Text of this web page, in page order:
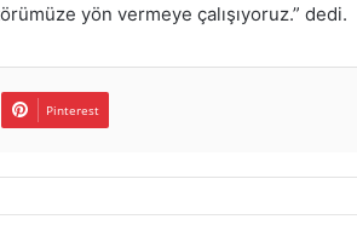
yön vermeye çalışıyoruz.” dedi.
Pinterest